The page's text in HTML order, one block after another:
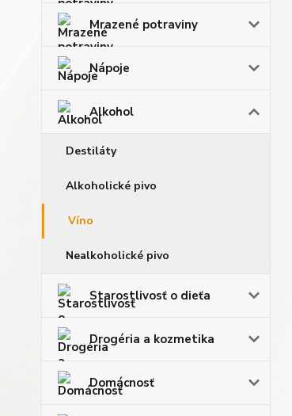
Mrazené potraviny
Nápoje
Alkohol
Destiláty
Alkoholické pivo
Víno
Nealkoholické pivo
Starostlivosť o dieťa
Drogéria a kozmetika
Domácnosť